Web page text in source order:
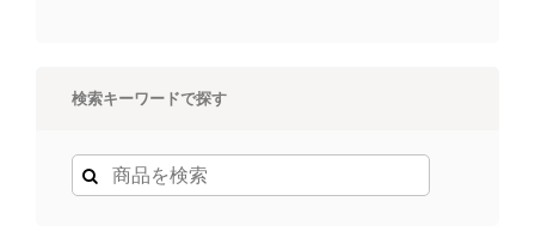
検索キーワードで探す